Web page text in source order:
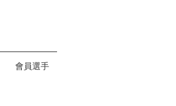
會員選手